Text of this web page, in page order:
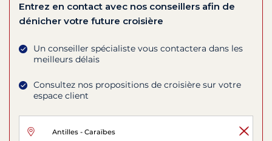
Entrez en contact avec nos conseillers afin de
dénicher votre future croisière
Un conseiller spécialiste vous contactera dans les
meilleurs délais
Consultez nos propositions de croisière sur votre
espace client